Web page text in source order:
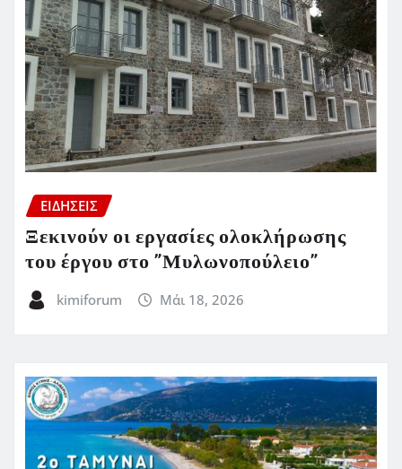
ΕΙΔΗΣΕΙΣ
Ξεκινούν οι εργασίες ολοκλήρωσης
του έργου στο ”Μυλωνοπούλειο”
kimiforum Μάι 18, 2026